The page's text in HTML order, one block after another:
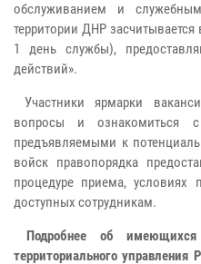
обслуживанием и
территории ДНР
1 день службы),
действий».
Участники ярмарки
вопросы и ознакомиться
предъявляемыми к
войск правопорядка
процедуре приема, условиях
доступных сотрудникам.
Подробнее об имеющихся
территориального